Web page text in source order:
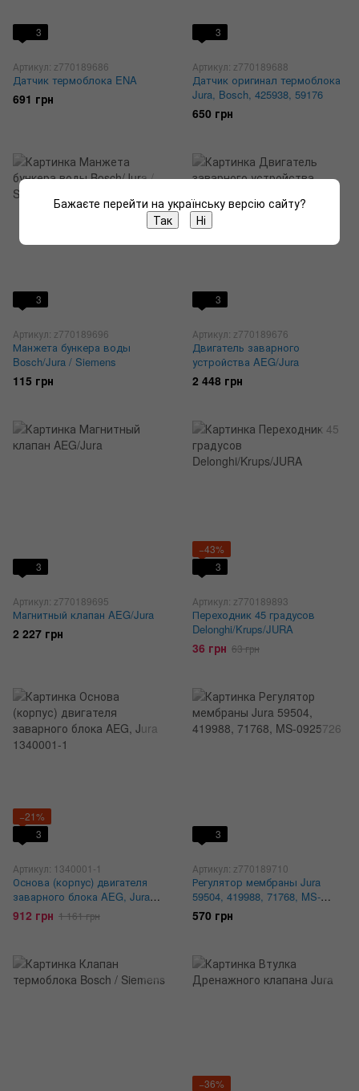
3
Артикул: z770189686
Датчик термоблока ENA
691 грн
3
Артикул: z770189688
Датчик оригинал термоблока
Jura, Bosch, 425938, 59176
650 грн
3
Артикул: z770189696
Манжета бункера воды
Bosch/Jura / Siemens
115 грн
3
Артикул: z770189676
Двигатель заварного
устройства AEG/Jura
2 448 грн
3
Артикул: z770189695
Магнитный клапан AEG/Jura
2 227 грн
−43%
3
Артикул: z770189893
Переходник 45 градусов
Delonghi/Krups/JURA
36 грн 63 грн
−21%
3
Артикул: 1340001-1
Основа (корпус) двигателя
заварного блока AEG, Jura
1340001-1
912 грн 1 161 грн
3
Артикул: z770189710
Регулятор мембраны Jura
59504, 419988, 71768, MS-
0925726
570 грн
−36%
Бажаєте перейти на українську версію сайту?
Так
Ні